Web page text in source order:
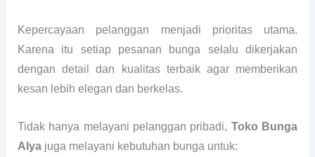
Kepercayaan pelanggan menjadi prioritas utama.
Karena itu setiap pesanan bunga selalu dikerjakan
dengan detail dan kualitas terbaik agar memberikan
kesan lebih elegan dan berkelas.
Tidak hanya melayani pelanggan pribadi, Toko Bunga
Alyajuga melayani kebutuhan bunga untuk: